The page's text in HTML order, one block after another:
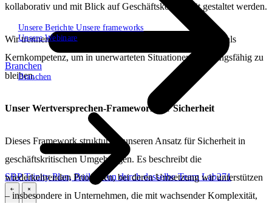
Unsere BerichteUnsere frameworks
Unsere Webinare
Branchen
Branchen
SBP TrinityPlan, Build, Run durch dasselbe Team Lab271
\ \
kollaborativ und mit Blick auf Geschäftskontinuität gestaltet werden.
Wir trennen Sicherheit nicht vom Geschäft. Wir sehen sie als
Kernkompetenz, um in unerwarteten Situationen handlungsfähig zu
bleiben.
Unser Wertversprechen-Framework für Sicherheit
Dieses Framework strukturiert unseren Ansatz für Sicherheit in
geschäftskritischen Umgebungen. Es beschreibt die
wiederkehrenden Prioritäten, bei deren Umsetzung wir unterstützen
– insbesondere in Unternehmen, die mit wachsender Komplexität,